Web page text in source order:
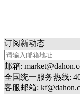
订阅新动态
邮箱:
全国统一服务热线:
客服邮箱: